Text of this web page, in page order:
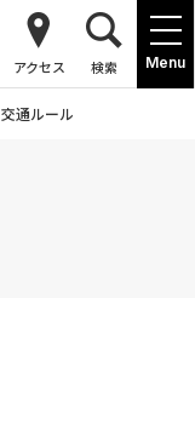
Menu
アクセス 検索
交通ルール